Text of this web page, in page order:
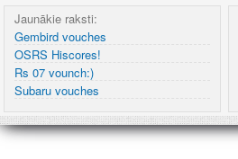
Jaunākie raksti:
Gembird vouches
OSRS Hiscores!
Rs 07 vounch:)
Subaru vouches